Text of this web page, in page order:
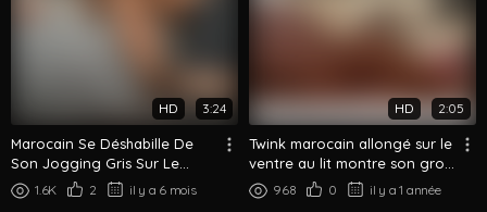
HD 3:24
Marocain Se Déshabille De
Son Jogging Gris Sur Le
Canapé Montre Son Gros Cul
Nu
1.6K 2 il y a 6 mois
HD 2:05
Twink marocain allongé sur le
ventre au lit montre son gros
cul lisse et rond
968 0 il y a 1 année